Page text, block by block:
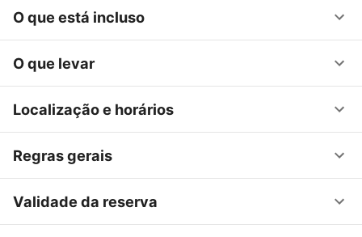
O que está incluso
O que levar
Localização e horários
Regras gerais
Validade da reserva